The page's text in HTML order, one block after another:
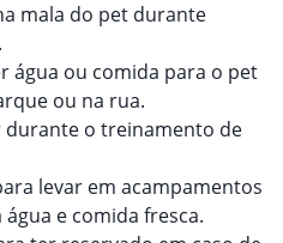
mala do pet durante
água ou comida para o pet
ou na rua.
durante o treinamento de
levar em acampamentos
e comida fresca.